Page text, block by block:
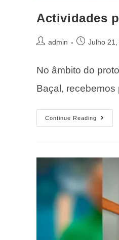
Actividades
admin Julho 21,
No âmbito do
Baçal,
Continue Reading